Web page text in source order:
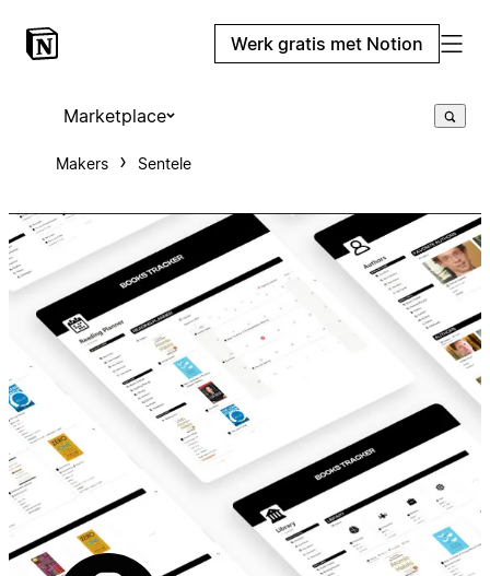
Werk gratis met Notion
Marketplace
Makers Sentele